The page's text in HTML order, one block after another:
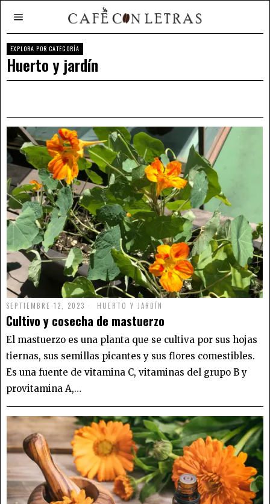
EXPLORA POR CATEGORÍA
Huerto y jardín
SEPTIEMBRE 12, 2023 HUERTO Y JARDÍN
Cultivo y cosecha de mastuerzo
El mastuerzo es una planta que se cultiva por sus hojas
tiernas, sus semillas picantes y sus flores comestibles.
Es una fuente de vitamina C, vitaminas del grupo B y
provitamina A,…